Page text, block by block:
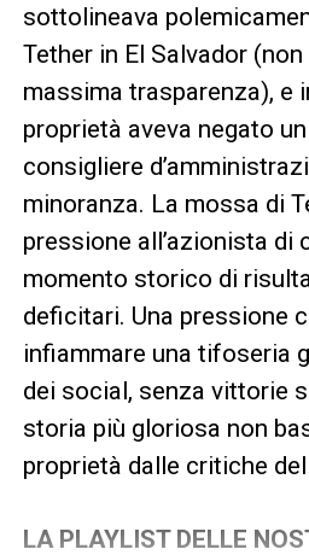
sottolineava
Tether in El Salvador
massima trasparenza), e
proprietà aveva negato
consigliere
minoranza. La mossa di
pressione all’azionista di
momento storico di
deficitari. Una pressione
infiammare una tifoseria
dei social, senza vittorie
storia più gloriosa non
proprietà dalle critiche
LA PLAYLIST DELLE